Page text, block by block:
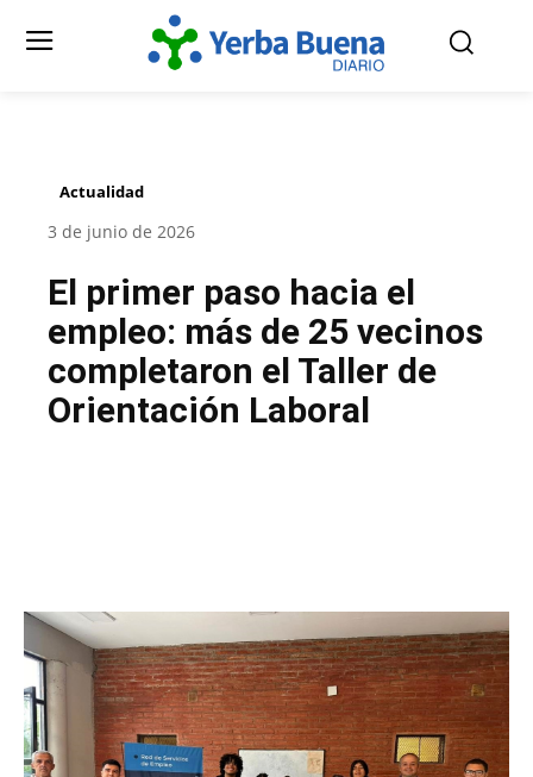
Actualidad
3 de junio de 2026
El primer paso hacia el
empleo: más de 25 vecinos
completaron el Taller de
Orientación Laboral